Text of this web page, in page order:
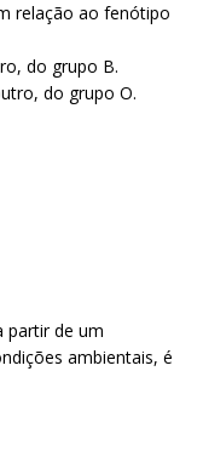
relação ao fenótipo
do grupo B.
do grupo O.
partir de um
ambientais, é